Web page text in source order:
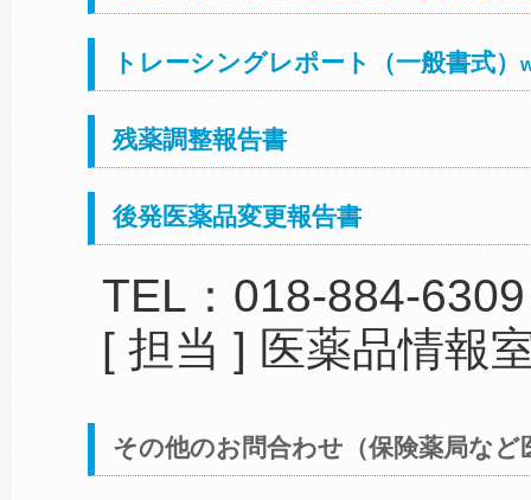
トレーシングレポート（一般書式）
残薬調整報告書
後発医薬品変更報告書
TEL：018-884-6309
[ 担当 ] 医薬品情報
その他のお問合わせ（保険薬局など